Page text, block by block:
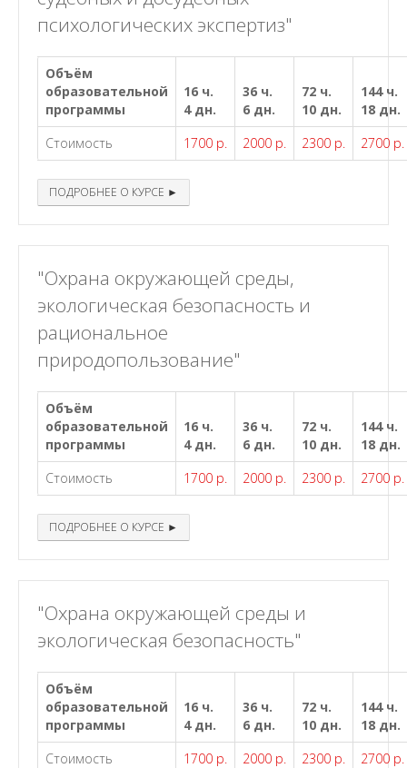
психологических экспертиз"
Объём
образовательной
программы
16 ч.
4 дн.
36 ч.
6 дн.
72 ч.
10 дн.
144 ч.
18 дн.
Стоимость
1700 р. 2000 р. 2300 р. 2700 р.
ПОДРОБНЕЕ О КУРСЕ ►
"Охрана окружающей среды,
экологическая безопасность и
рациональное
природопользование"
Объём
образовательной
программы
16 ч.
4 дн.
36 ч.
6 дн.
72 ч.
10 дн.
144 ч.
18 дн.
Стоимость
1700 р. 2000 р. 2300 р. 2700 р.
ПОДРОБНЕЕ О КУРСЕ ►
"Охрана окружающей среды и
экологическая безопасность"
Объём
образовательной
программы
16 ч.
4 дн.
36 ч.
6 дн.
72 ч.
10 дн.
144 ч.
18 дн.
Стоимость
1700 р. 2000 р. 2300 р. 2700 р.